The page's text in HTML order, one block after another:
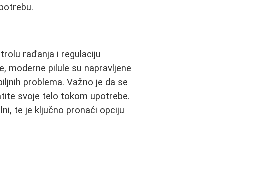
rađanja i regulaciju
moderne pilule su napravljene
problema. Važno je da se
svoje telo tokom upotrebe.
te je ključno pronaći opciju